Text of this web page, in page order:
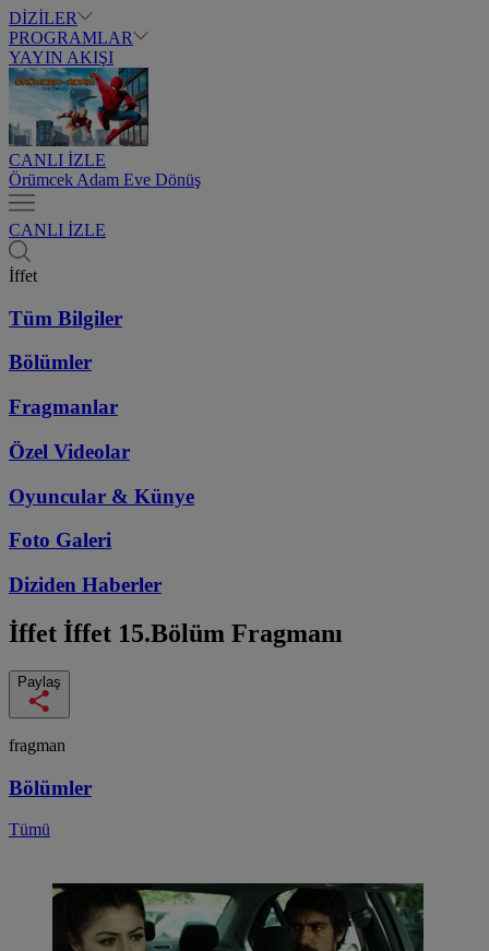
DİZİLER
PROGRAMLAR
YAYIN AKIŞI
CANLI İZLE
Örümcek Adam Eve Dönüş
CANLI İZLE
İffet
Tüm Bilgiler
Bölümler
Fragmanlar
Özel Videolar
Oyuncular & Künye
Foto Galeri
Diziden Haberler
İffet İffet 15.Bölüm Fragmanı
Paylaş
fragman
Bölümler
Tümü